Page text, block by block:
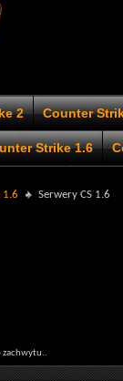
2 Counter
Strike 1.6
1.6 Serwery CS 1.6
zachwytu..